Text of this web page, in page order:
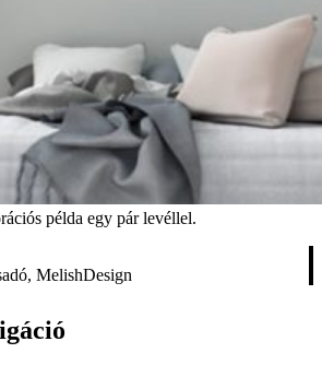
példa egy pár levéllel.
MelishDesign